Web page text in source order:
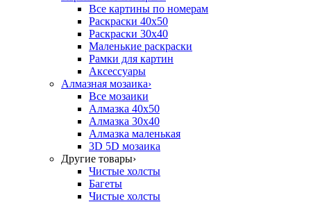
Все картины по номерам
Раскраски 40х50
Раскраски 30х40
Маленькие раскраски
Рамки для картин
Аксессуары
Алмазная мозаика›
Все мозаики
Алмазка 40х50
Алмазка 30х40
Алмазка маленькая
3D 5D мозаика
Другие товары›
Чистые холсты
Багеты
Чистые холсты